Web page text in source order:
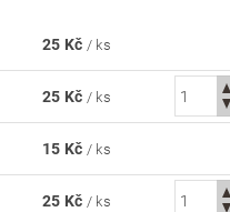
25 Kč / ks
25 Kč / ks
15 Kč / ks
25 Kč / ks